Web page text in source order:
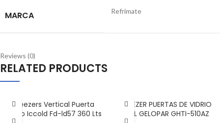
MARCA Refrimate
Reviews (0)
RELATED PRODUCTS
Freezers Vertical Puerta
Vidrio Iccold Fd-ld57 360 Lts
FREEZER PUERTAS DE VIDRIO
510L GELOPAR GHTI-510AZ